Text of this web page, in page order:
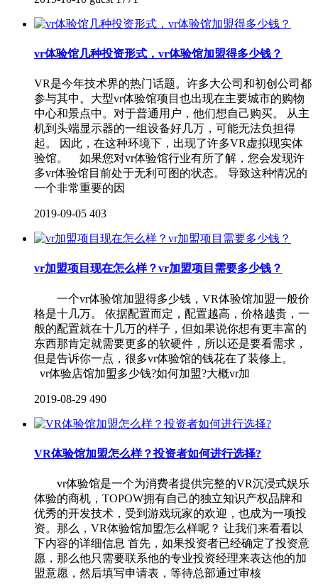
vr体验馆几种投资形式，vr体验馆加盟得多少钱？
VR是今年技术界的热门话题。许多大公司和初创公司都
参与其中。大型vr体验馆项目也出现在主要城市的购物
中心和景点中。对于普通用户，他们想自己购买。 从主
机到头端显示器的一组设备好几万，可能无法负担得
起。 因此，在这种环境下，出现了许多VR虚拟现实体
验馆。 如果您对vr体验馆行业有所了解，您会发现许
多vr体验馆目前处于无利可图的状态。 导致这种情况的
一个非常重要的因
2019-09-05 403
vr加盟项目现在怎么样？vr加盟项目需要多少钱？
一个vr体验馆加盟得多少钱，VR体验馆加盟一般价
格是十几万。 依据配置而定，配置越高，价格越贵，一
般的配置就在十几万的样子，但如果说你想有更丰富的
东西那肯定就需要更多的软硬件，所以还是要看需求，
但是告诉你一点，很多vr体验馆的钱花在了装修上。
vr体验店馆加盟多少钱?如何加盟?大概vr加
2019-08-29 490
VR体验馆加盟怎么样？投资者如何进行选择?
vr体验馆是一个为消费者提供完整的VR沉浸式娱乐
体验的商机，TOPOW拥有自己的独立知识产权品牌和
优秀的开发技术，受到游戏玩家的欢迎，也成为一项投
资。那么，VR体验馆加盟怎么样呢？ 让我们来看看以
下内容的详细信息 首先，如果投资者已经确定了投资意
愿，那么他只需要联系他的专业投资经理来表达他的加
盟意愿，然后填写申请表，等待总部通过审核